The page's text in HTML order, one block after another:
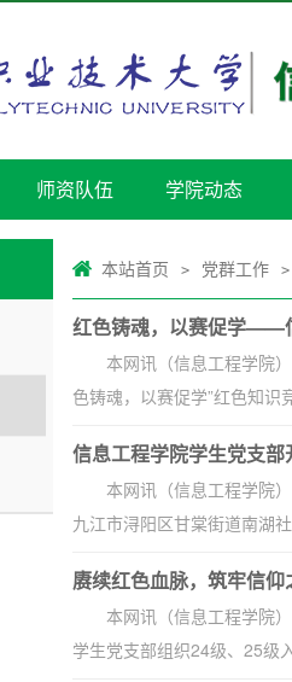
师资队伍 学院动态
本站首页 > 党群工作 >
红色铸魂，以赛促学——
本网讯（信息工程学院
色铸魂，以赛促学”红色知
信息工程学院学生党支
本网讯（信息工程学院
九江市浔阳区甘棠街道南湖
赓续红色血脉，筑牢信
本网讯（信息工程学院
学生党支部组织24级、25级